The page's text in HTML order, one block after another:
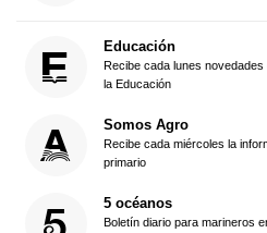
Educación
Recibe cada lunes
la Educación
Somos Agro
Recibe cada miércoles la
primario
5 océanos
Boletín diario para marineros